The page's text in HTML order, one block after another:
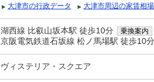
大津市の行政データ
大津市周辺の家賃相場
湖西線 比叡山坂本駅 徒歩10分 乗換案内
京阪電気鉄道石坂線 松ノ馬場駅 徒歩10分
ヴィステリア・スクエア